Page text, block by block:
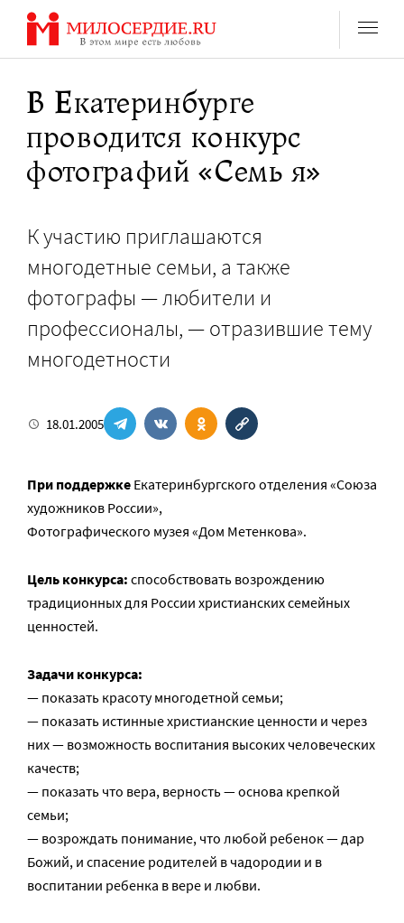
Перейти
содержанию
В Екатеринбурге
проводится конкурс
фотографий «Семь я»
К участию приглашаются
многодетные семьи, а также
фотографы — любители и
профессионалы, — отразившие тему
многодетности
18.01.2005
При поддержке Екатеринбургского отделения «Союза
художников России»,
Фотографического музея «Дом Метенкова».
Цель конкурса: способствовать возрождению
традиционных для России христианских семейных
ценностей.
Задачи конкурса:
— показать красоту многодетной семьи;
— показать истинные христианские ценности и через
них — возможность воспитания высоких человеческих
качеств;
— показать что вера, верность — основа крепкой
семьи;
— возрождать понимание, что любой ребенок — дар
Божий, и спасение родителей в чадородии и в
воспитании ребенка в вере и любви.